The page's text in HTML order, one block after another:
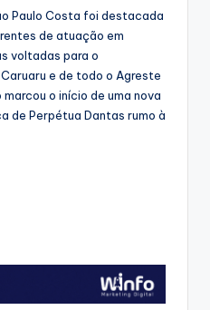
Paulo Costa foi destacada
de atuação em
voltadas para o
e de todo o Agreste
o início de uma nova
de Perpétua Dantas rumo à